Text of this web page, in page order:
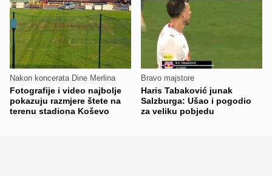
Nakon koncerata Dine Merlina
Fotografije i video najbolje
pokazuju razmjere štete na
terenu stadiona Koševo
Bravo majstore
Haris Tabaković junak
Salzburga: Ušao i pogodio
za veliku pobjedu